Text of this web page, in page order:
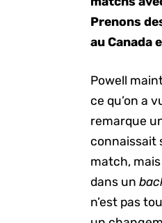
Prenons
au Canada
Powell
ce qu’on a
remarque
connaissait
match,
dans un
n’est pas